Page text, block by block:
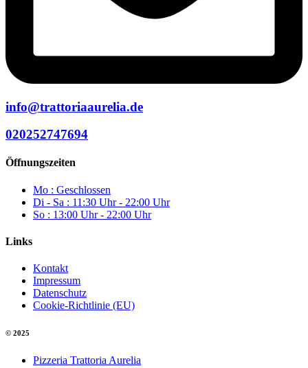
info@trattoriaaurelia.de
020252747694
Öffnungszeiten
Mo : Geschlossen
Di - Sa : 11:30 Uhr - 22:00 Uhr
So : 13:00 Uhr - 22:00 Uhr
Links
Kontakt
Impressum
Datenschutz
Cookie-Richtlinie (EU)
© 2025
Pizzeria Trattoria Aurelia